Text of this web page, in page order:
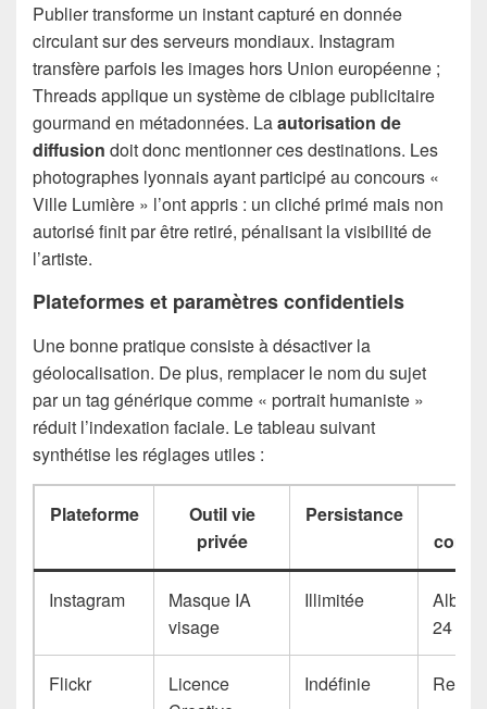
Publier transforme un instant capturé en donnée
circulant sur des serveurs mondiaux. Instagram
transfère parfois les images hors Union européenne ;
Threads applique un système de ciblage publicitaire
gourmand en métadonnées. Laautorisation de
diffusion doit donc mentionner ces destinations. Les
photographes lyonnais ayant participé au concours «
Ville Lumière » l’ont appris : un cliché primé mais non
autorisé finit par être retiré, pénalisant la visibilité de
l’artiste.
Plateformes et paramètres confidentiels
Une bonne pratique consiste à désactiver la
géolocalisation. De plus, remplacer le nom du sujet
par un tag générique comme « portrait humaniste »
réduit l’indexation faciale. Le tableau suivant
synthétise les réglages utiles :
Plateforme
Outil vie
privée
Persistance
Instagram
Masque IA
visage
Illimitée
24 h
Flickr
Licence
Indéfinie